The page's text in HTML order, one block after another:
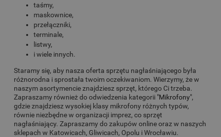
taśmy,
maskownice,
przełączniki,
terminale,
listwy,
i wiele innych.
Staramy się, aby nasza oferta sprzętu nagłaśniającego była
różnorodna i sprostała twoim oczekiwaniom. Wierzymy, że w
naszym asortymencie znajdziesz sprzęt, którego Ci trzeba.
Zapraszamy również do odwiedzenia kategorii "Mikrofony",
gdzie znajdziesz wysokiej klasy mikrofony różnych typów,
równie niezbędne w organizacji imprez, co sprzęt
nagłaśniający. Zapraszamy do zakupów online oraz w naszych
sklepach w Katowicach, Gliwicach, Opolu i Wrocławiu.